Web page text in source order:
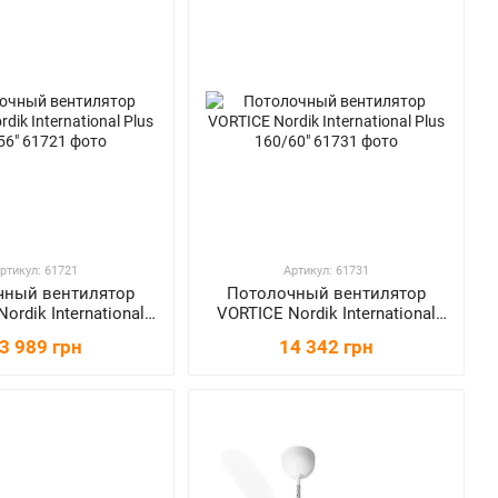
61721
вентилятор
International
989 грн
Артикул: 61731
Потолочный вентилятор
VORTICE Nordik International
14 342 грн